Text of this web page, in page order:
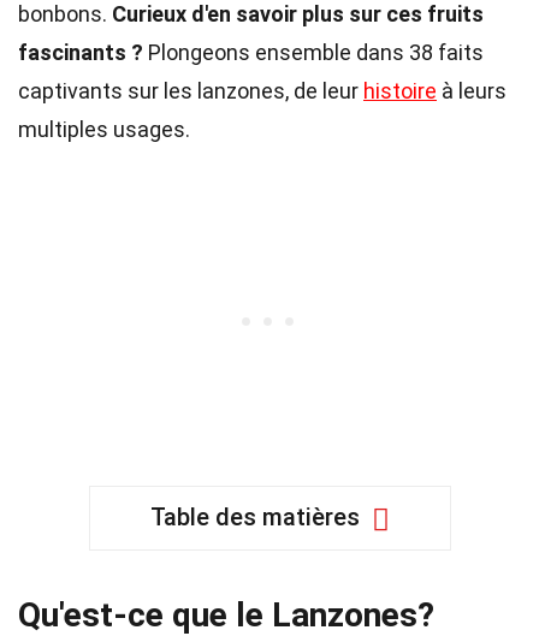
bonbons. Curieux d'en savoir plus sur ces fruits
fascinants ? Plongeons ensemble dans 38 faits
captivants sur les lanzones, de leur histoire à leurs
multiples usages.
Table des matières
Qu'est-ce que le Lanzones?